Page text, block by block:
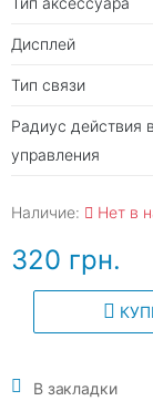
Дисплей
Тип связи
Радиус действия
управления
Наличие: Нет в
320 грн.
В закладки